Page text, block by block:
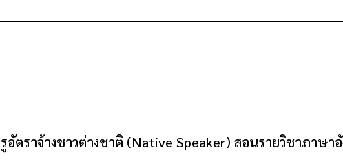
อัตราจ้างชาวต่างชาติ (Native Speaker) สอนรายวิชาภาษา